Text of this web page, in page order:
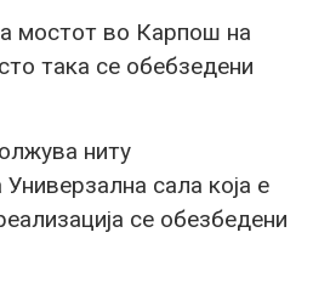
мостот во Карпош на
така се обебзедени
ниту
Универзална сала која е
се обезбедени